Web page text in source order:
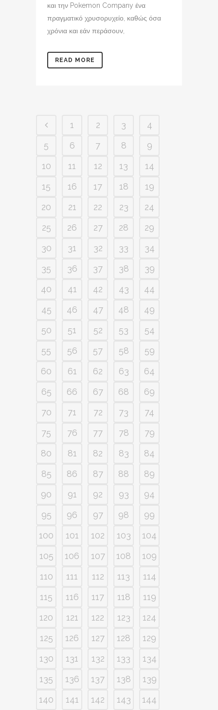
και την Pokemon Company ένα
πραγματικό χρυσορυχείο, καθώς όσα
χρόνια και εάν περάσουν,
READ MORE
1 2 3
4
5
6 7 8
9
10
11 12 13
14
15
16 17 18
19
20
21 22 23
24
25
26 27 28
29
30
31 32 33
34
35
36 37 38
39
40
41 42 43
44
45
46 47 48
49
50
51 52 53
54
55
56 57 58
59
60
61 62 63
64
65
66 67 68
69
70
71 72 73
74
75
76 77 78
79
80
81 82 83
84
85
86 87 88
89
90
91 92 93
94
95
96 97 98
99
100
101 102 103
104
105
106 107 108
109
110
111 112 113
114
115
116 117 118
119
120
121 122 123
124
125
126 127 128
129
130
131 132 133
134
135
136 137 138
139
140
141 142 143
144